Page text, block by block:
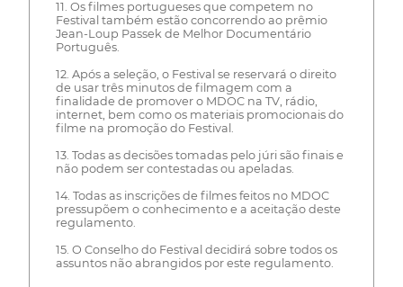
11. Os filmes portugueses que competem no
Festival também estão concorrendo ao prêmio
Jean-Loup Passek de Melhor Documentário
Português.
12. Após a seleção, o Festival se reservará o direito
de usar três minutos de filmagem com a
finalidade de promover o MDOC na TV, rádio,
internet, bem como os materiais promocionais do
filme na promoção do Festival.
13. Todas as decisões tomadas pelo júri são finais e
não podem ser contestadas ou apeladas.
14. Todas as inscrições de filmes feitos no MDOC
pressupõem o conhecimento e a aceitação deste
regulamento.
15. O Conselho do Festival decidirá sobre todos os
assuntos não abrangidos por este regulamento.